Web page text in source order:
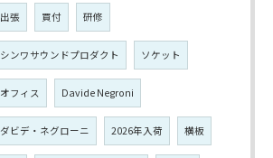
出張 買付 研修
シンワサウンドプロダクト ソケット
オフィス Davide Negroni
ダビデ・ネグローニ 2026年入荷 横板